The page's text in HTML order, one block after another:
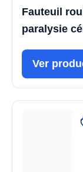
Fauteuil
paralysie
Ver